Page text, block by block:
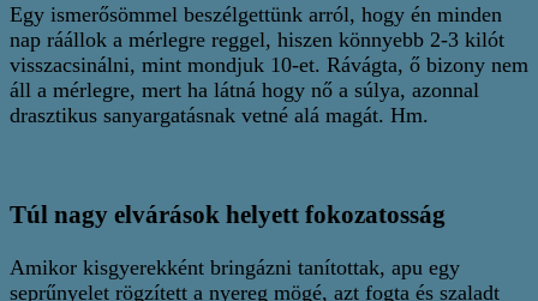
Egy ismerősömmel beszélgettünk arról, hogy én minden
nap ráállok a mérlegre reggel, hiszen könnyebb 2-3 kilót
visszacsinálni, mint mondjuk 10-et. Rávágta, ő bizony nem
áll a mérlegre, mert ha látná hogy nő a súlya, azonnal
drasztikus sanyargatásnak vetné alá magát. Hm.
Túl nagy elvárások helyett fokozatosság
Amikor kisgyerekként bringázni tanítottak, apu egy
seprűnyelet rögzített a nyereg mögé, azt fogta és szaladt